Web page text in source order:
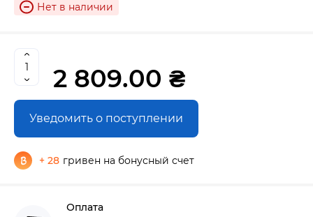
Нет в наличии
2 809.00 ₴
Уведомить о поступлении
+ 28 гривен на бонусный счет
Оплата